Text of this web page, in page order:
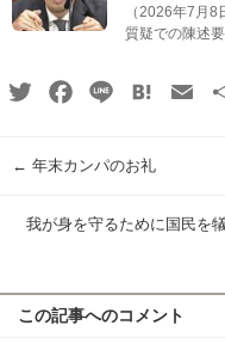
（2026年7月8
質疑での陳述
TwitterFacebook
Line Hatena
← 年末カンパのお礼
我が身を守るために国民を
この記事へのコメント